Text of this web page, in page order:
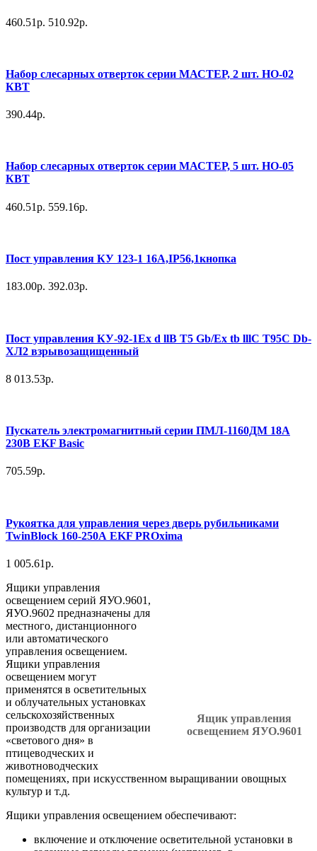
460.51р. 510.92р.
Набор слесарных отверток серии МАСТЕР, 2 шт. НО-02
КВТ
390.44р.
Набор слесарных отверток серии МАСТЕР, 5 шт. НО-05
КВТ
460.51р. 559.16р.
Пост управления КУ 123-1 16А,IP56,1кнопка
183.00р. 392.03р.
Пост управления КУ-92-1Ex d llB T5 Gb/Ex tb lllC T95C Db-
ХЛ2 взрывозащищенный
8 013.53р.
Пускатель электромагнитный серии ПМЛ-1160ДМ 18А
230В EKF Basic
705.59р.
Рукоятка для управления через дверь рубильниками
TwinBlock 160-250А EKF PROxima
1 005.61р.
Ящик управления
освещением ЯУО.9601
Ящики управления
освещением серий ЯУО.9601,
ЯУО.9602 предназначены для
местного, дистанционного
или автоматического
управления освещением.
Ящики управления
освещением могут
применятся в осветительных
и облучательных установках
сельскохозяйственных
производств для организации
«светового дня» в
птицеводческих и
животноводческих
помещениях, при искусственном выращивании овощных
культур и т.д.
Ящики управления освещением обеспечивают:
включение и отключение осветительной установки в